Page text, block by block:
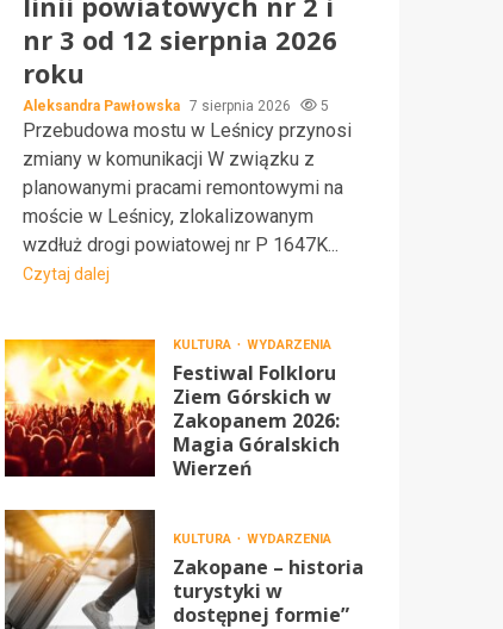
nr 3 od 12 sierpnia 2026
roku
Aleksandra Pawłowska 7 sierpnia 2026 5
Przebudowa mostu w Leśnicy przynosi
zmiany w komunikacji W związku z
planowanymi pracami remontowymi na
moście w Leśnicy, zlokalizowanym
wzdłuż drogi powiatowej nr P 1647K...
Czytaj dalej
KULTURA WYDARZENIA
Festiwal Folkloru
Ziem Górskich w
Zakopanem 2026:
Magia Góralskich
Wierzeń
KULTURA WYDARZENIA
Zakopane – historia
turystyki w
dostępnej formie”